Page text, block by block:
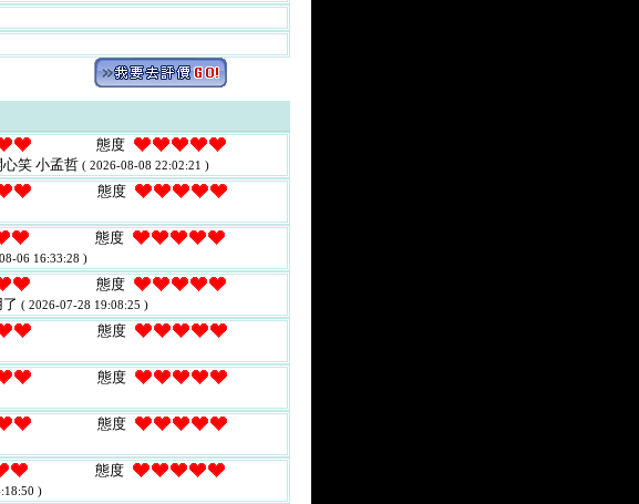
態度
笑 小孟哲 ( 2026-08-08 22:02:21 )
態度
態度
06 16:33:28 )
態度
( 2026-07-28 19:08:25 )
態度
態度
態度
態度
)